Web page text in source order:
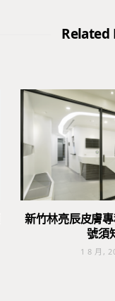
Related
新竹林亮辰皮膚
號須
1 8 月,